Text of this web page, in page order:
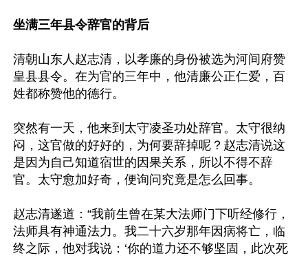
坐满三年县令辞官的背后
清朝山东人赵志清，以孝廉的身份被选为河间府赞
皇县县令。在为官的三年中，他清廉公正仁爱，百
姓都称赞他的德行。
突然有一天，他来到太守凌圣功处辞官。太守很纳
闷，这官做的好好的，为何要辞掉呢？赵志清说这
是因为自己知道宿世的因果关系，所以不得不辞
官。太守愈加好奇，便询问究竟是怎么回事。
赵志清遂道：“我前生曾在某大法师门下听经修行，
法师具有神通法力。我二十六岁那年因病将亡，临
终之际，他对我说：‘你的道力还不够坚固，此次死